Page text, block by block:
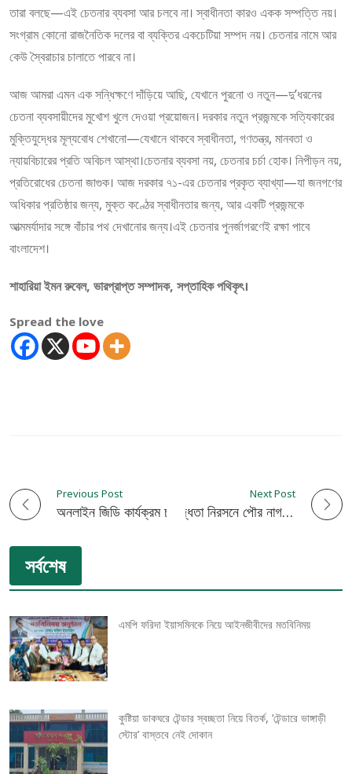
তারা বলছে—এই চেতনার ব্যবসা আর চলবে না। স্বাধীনতা কারও একক সম্পত্তি নয়।
সংগ্রাম কোনো রাজনৈতিক দলের বা ব্যক্তির একচেটিয়া সম্পদ নয়। চেতনার নামে আর
কেউ স্বৈরাচার চালাতে পারবে না।
আজ আমরা এমন এক সন্ধিক্ষণে দাঁড়িয়ে আছি, যেখানে পুরনো ও নতুন—দু’ধরনের
চেতনা ব্যবসায়ীদের মুখোশ খুলে দেওয়া প্রয়োজন। দরকার নতুন প্রজন্মকে সত্যিকারের
মুক্তিযুদ্ধের মূল্যবোধ শেখানো—যেখানে থাকবে স্বাধীনতা, গণতন্ত্র, মানবতা ও
ন্যায়বিচারের প্রতি অবিচল আস্থা।চেতনার ব্যবসা নয়, চেতনার চর্চা হোক। নিপীড়ন নয়,
প্রতিরোধের চেতনা জাগুক। আজ দরকার ৭১-এর চেতনার প্রকৃত ব্যাখ্যা—যা জনগণের
অধিকার প্রতিষ্ঠার জন্য, মুক্ত কণ্ঠের স্বাধীনতার জন্য, আর একটি প্রজন্মকে
আত্মমর্যাদার সঙ্গে বাঁচার পথ দেখানোর জন্য।এই চেতনার পুনর্জাগরণেই রক্ষা পাবে
বাংলাদেশ।
শাহারিয়া ইমন রুবেল, ভারপ্রাপ্ত সম্পাদক, সপ্তাহিক পথিকৃৎ।
Spread the love
P
o
t
n
a
v
i
Previous Post
অনলাইন জিডি কার্যক্রম চালু: কুষ্টিয়ায় সাত থানায় ডিজিটাল যুগের যাত্রা শুরু
Next Post
কুষ্টিয়া ১নং ওয়ার্ডে জলাবদ্ধতা নিরসনে পৌর নাগরিক অধিকার পরিষদের উদ্যোগে দ্রুত সমাধান
সর্বশেষ
এমপি ফরিদা ইয়াসমিনকে নিয়ে আইনজীবীদের মতবিনিময়
কুষ্টিয়া ডাকঘরে টেন্ডার স্বচ্ছতা নিয়ে বিতর্ক, ‘টেন্ডারে ভাঙ্গাড়ী
স্টোর’ বাস্তবে নেই দোকান